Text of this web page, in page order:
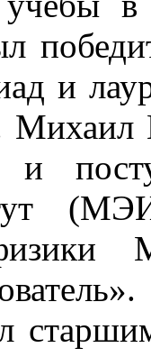
и
Михаил
и